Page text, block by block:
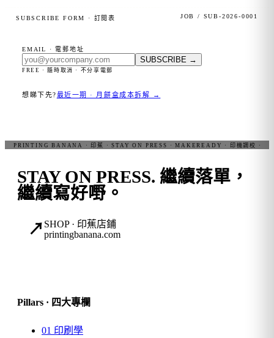
SUBSCRIBE FORM · 訂閱表 JOB / SUB-2026-0001
EMAIL · 電郵地址
SUBSCRIBE →
FREE · 隨時取消 · 不分享電郵
想睇下先?最近一期 · 月餅盒成本拆解 →
STAY ON PRESS. 繼續落單，
繼續寫好嘢。
↗ SHOP · 印蕉店鋪
printingbanana.com
Pillars · 四大專欄
01 印刷學